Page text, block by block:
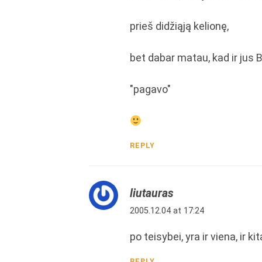
prieš didžiąją kelionę,
bet dabar matau, kad ir jus
"pagavo"
REPLY
liutauras
2005.12.04 at 17:24
po teisybei, yra ir viena, ir